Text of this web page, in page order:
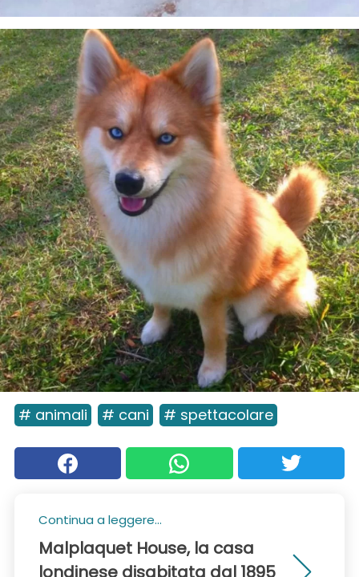
# animali # cani # spettacolare
Continua a leggere...
Malplaquet House, la casa
londinese disabitata dal 1895